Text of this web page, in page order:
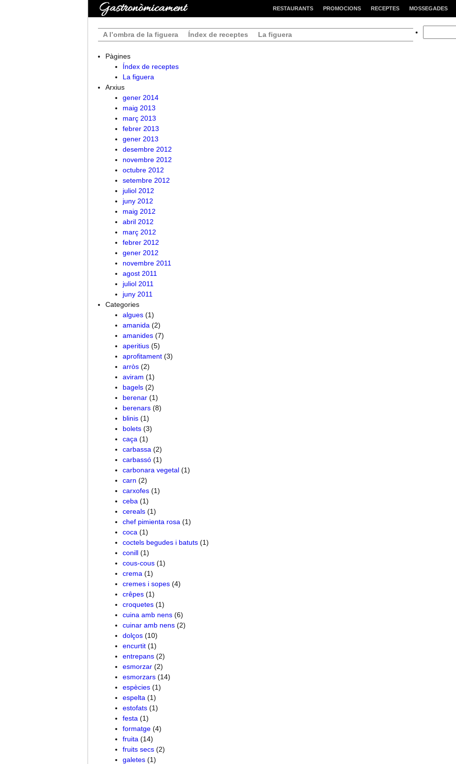
MOSSEGADES
RECEPTES
PROMOCIONS
RESTAURANTS
A l’ombra de la figuera Índex de receptes La figuera
for:
Pàgines
Índex de receptes
La figuera
Arxius
gener 2014
maig 2013
març 2013
febrer 2013
gener 2013
desembre 2012
novembre 2012
octubre 2012
setembre 2012
juliol 2012
juny 2012
maig 2012
abril 2012
març 2012
febrer 2012
gener 2012
novembre 2011
agost 2011
juliol 2011
juny 2011
Categories
algues (1)
amanida (2)
amanides (7)
aperitius (5)
aprofitament (3)
arròs (2)
aviram (1)
bagels (2)
berenar (1)
berenars (8)
blinis (1)
bolets (3)
caça (1)
carbassa (2)
carbassó (1)
carbonara vegetal (1)
carn (2)
carxofes (1)
ceba (1)
cereals (1)
chef pimienta rosa (1)
coca (1)
coctels begudes i batuts (1)
conill (1)
cous-cous (1)
crema (1)
cremes i sopes (4)
crêpes (1)
croquetes (1)
cuina amb nens (6)
cuinar amb nens (2)
dolços (10)
encurtit (1)
entrepans (2)
esmorzar (2)
esmorzars (14)
espècies (1)
espelta (1)
estofats (1)
festa (1)
formatge (4)
fruita (14)
fruits secs (2)
galetes (1)